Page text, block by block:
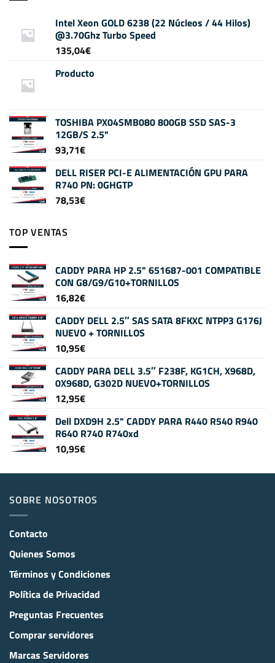
Intel Xeon GOLD 6238 (22 Núcleos / 44 Hilos)
@3.70Ghz Turbo Speed
135,04€
Producto
TOSHIBA PX04SMB080 800GB SSD SAS-3
12GB/S 2.5"
93,71€
DELL RISER PCI-E ALIMENTACIÓN GPU PARA
R740 PN: 0GHGTP
78,53€
TOP VENTAS
CADDY PARA HP 2.5" 651687-001 COMPATIBLE
CON G8/G9/G10+TORNILLOS
16,82€
CADDY DELL 2.5″ SAS SATA 8FKXC NTPP3 G176J
NUEVO + TORNILLOS
10,95€
CADDY PARA DELL 3.5″ F238F, KG1CH, X968D,
0X968D, G302D NUEVO+TORNILLOS
12,95€
Dell DXD9H 2.5" CADDY PARA R440 R540 R940
R640 R740 R740xd
10,95€
SOBRE NOSOTROS
Contacto
Quienes Somos
Términos y Condiciones
Política de Privacidad
Preguntas Frecuentes
Comprar servidores
Marcas Servidores